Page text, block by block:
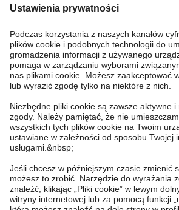
Potrzebujesz pomocy?
Sklep internetowy
Częste pytania
Twoje zamówienie
Skontaktuj się z nami
Znajdź sklep
Kappahl Club
Mój profil
Kappahl Club
Warunki członkostwa
O nas
O Kappahl Group
Zrównoważony rozwój
Praca u nas
Warunki i zasady
Ogólne warunki zakupu
Więcej od nas